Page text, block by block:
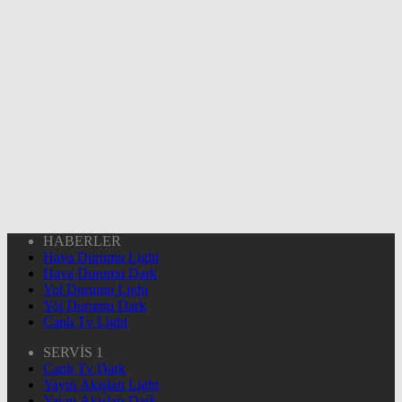
HABERLER
Hava Durumu Light
Hava Durumu Dark
Yol Durumu Light
Yol Durumu Dark
Canlı Tv Light
SERVİS 1
Canlı Tv Dark
Yayın Akışları Light